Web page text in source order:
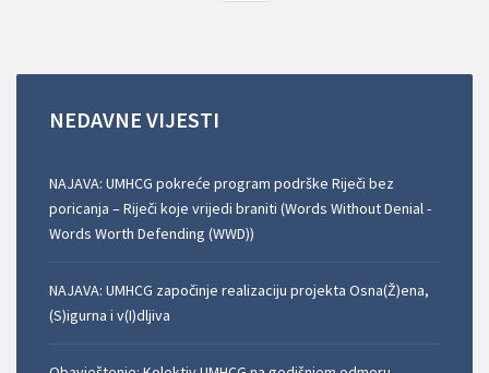
NEDAVNE VIJESTI
NAJAVA: UMHCG pokreće program podrške Riječi bez
poricanja – Riječi koje vrijedi braniti (Words Without Denial -
Words Worth Defending (WWD))
NAJAVA: UMHCG započinje realizaciju projekta Osna(Ž)ena,
(S)igurna i v(I)dljiva